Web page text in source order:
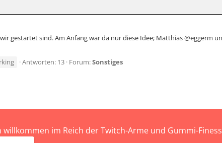
gestartet sind. Am Anfang war da nur diese Idee; Matthias @eggerm
Antworten: 13 Forum:Sonstiges
im Reich der Twitch-Arme und Gummi-